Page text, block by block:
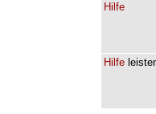
Hilfe
Hilfe